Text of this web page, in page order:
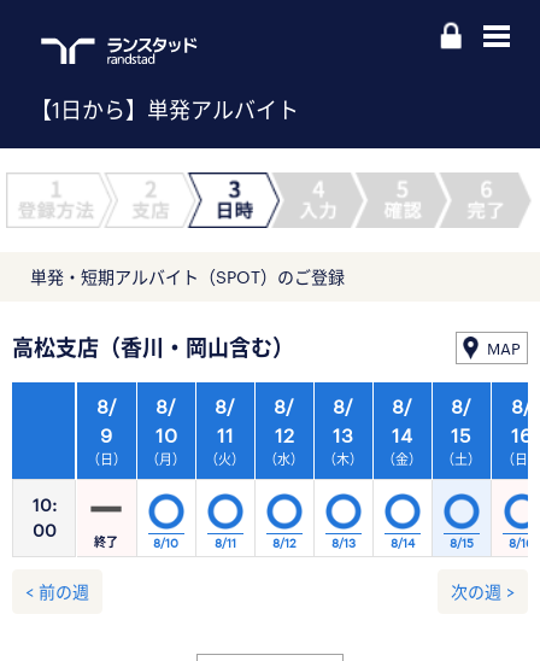
【1日から】単発アルバイト
単発・短期アルバイト（SPOT）のご登録
高松支店（香川・岡山含む） MAP
10:
00
8/
9
（日）
8/
10
（月）
8/
11
（火）
8/
12
（水）
8/
13
（木）
8/
14
（金）
8/
15
（土）
終了 8/10 8/11 8/12 8/13 8/14 8/15
8/
16
（日）
8/16
< 前の週 次の週 >